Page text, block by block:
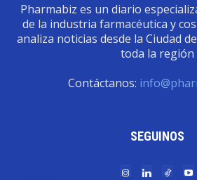
Pharmabiz es un diario
de la industria farmacéutica y
analiza noticias desde la Ciudad
toda la región
Contáctanos:
SEGUINOS